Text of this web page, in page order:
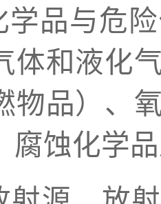
学品与危
体和液化
物品）、
腐蚀化学